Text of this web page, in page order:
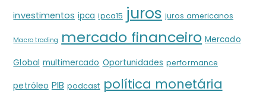
investimentos ipca ipca15 juros juros americanos
Macro trading mercado financeiro Mercado
Global multimercado Oportunidades performance
petróleo PIB podcast política monetária